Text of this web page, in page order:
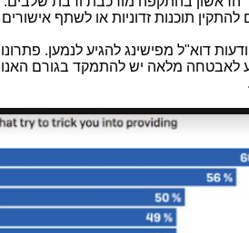
תוכנות זדוניות או לשתף
דוא"ל מפישינג להגיע לנמען.
לאבטחה מלאה יש להתמקד בגורם